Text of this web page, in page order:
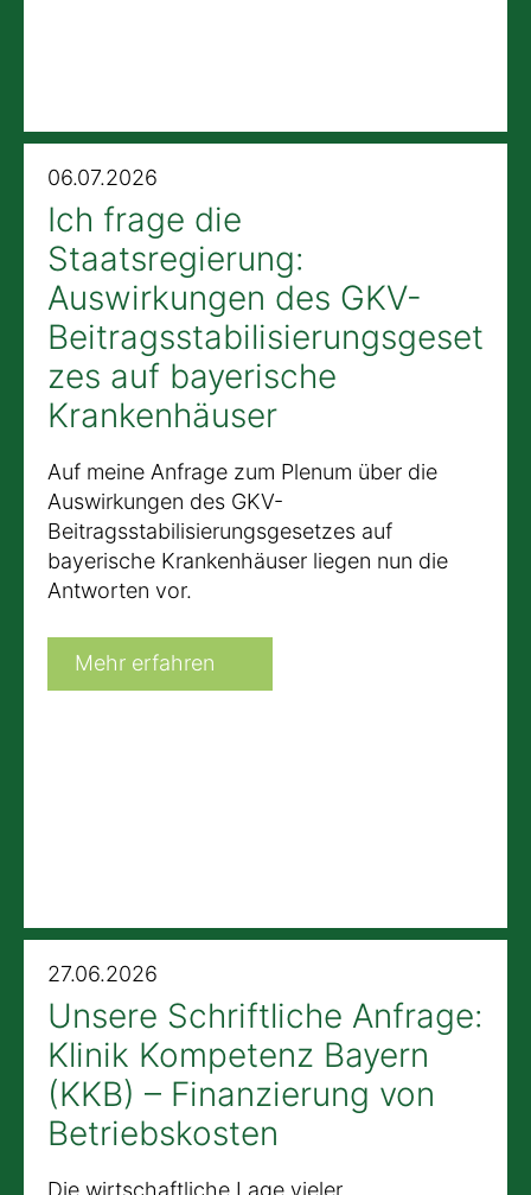
06.07.2026
Ich frage die
Staatsregierung:
Auswirkungen des GKV-
Beitragsstabilisierungsgeset
zes auf bayerische
Krankenhäuser
Auf meine Anfrage zum Plenum über die
Auswirkungen des GKV-
Beitragsstabilisierungsgesetzes auf
bayerische Krankenhäuser liegen nun die
Antworten vor.
Mehr erfahren
27.06.2026
Unsere Schriftliche Anfrage:
Klinik Kompetenz Bayern
(KKB) – Finanzierung von
Betriebskosten
Die wirtschaftliche Lage vieler